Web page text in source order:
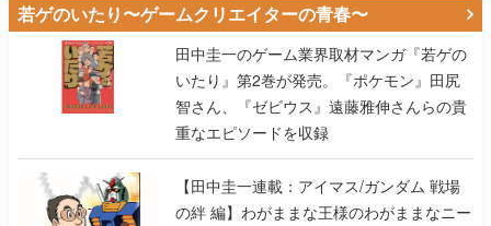
若ゲのいたり〜ゲームクリエイターの青春〜
田中圭一のゲーム業界取材マンガ『若ゲの
いたり』第2巻が発売。『ポケモン』田尻
智さん、『ゼビウス』遠藤雅伸さんらの貴
重なエピソードを収録
【田中圭一連載：アイマス/ガンダム 戦場
の絆 編】わがままな王様のわがままなニー